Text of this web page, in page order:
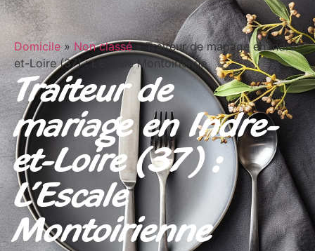
Domicile » Non classé »Traiteur de mariage en Indre-
et-Loire (37) : L’Escale Montoirienne
Traiteur de
mariage en Indre-
et-Loire (37) :
L’Escale
Montoirienne